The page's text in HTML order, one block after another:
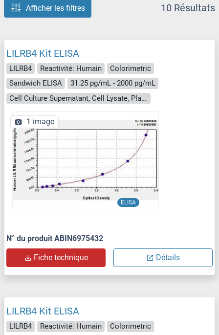
Afficher les filtres 10 Résultats
LILRB4 Kit ELISA
LILRB4 Reactivité: Humain
Colorimetric
Sandwich ELISA
31.25 pg/mL - 2000 pg/mL
Cell Culture Supernatant, Cell Lysate, Plasma, Serum
ELISA
1 image
N° du produit ABIN6975432
Fiche technique Détails
LILRB4 Kit ELISA
LILRB4 Reactivité: Humain
Colorimetric